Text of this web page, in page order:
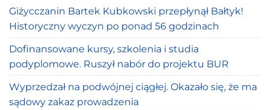
Giżycczanin Bartek Kubkowski przepłynął Bałtyk!
Historyczny wyczyn po ponad 56 godzinach
Dofinansowane kursy, szkolenia i studia
podyplomowe. Ruszył nabór do projektu BUR
Wyprzedzał na podwójnej ciągłej. Okazało się, że ma
sądowy zakaz prowadzenia